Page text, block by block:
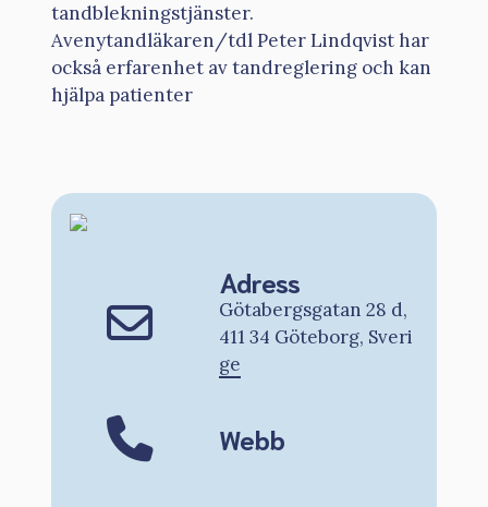
tandblekningstjänster.
Avenytandläkaren/tdl Peter Lindqvist har
också erfarenhet av tandreglering och kan
hjälpa patienter
Adress
Götabergsgatan 28 d,
411 34 Göteborg, Sveri
ge
Webb